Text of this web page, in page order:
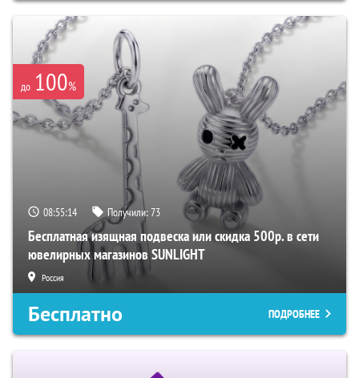
до 100%
08:55:13 Получили:73
Бесплатная изящная подвеска или скидка 500р. в сети
ювелирных магазинов SUNLIGHT
Россия
Бесплатно ПОДРОБНЕЕ